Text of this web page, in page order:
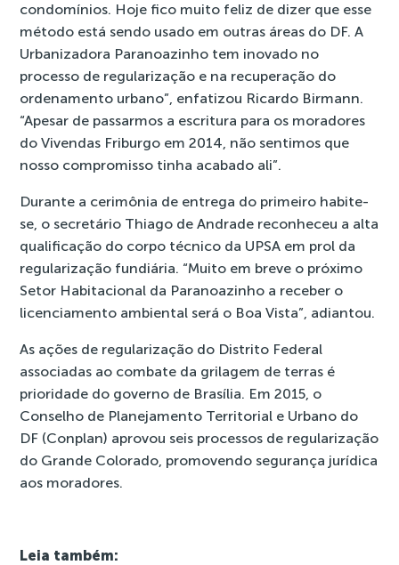
condomínios. Hoje fico muito feliz de dizer que esse
método está sendo usado em outras áreas do DF. A
Urbanizadora Paranoazinho tem inovado no
processo de regularização e na recuperação do
ordenamento urbano”, enfatizou Ricardo Birmann.
“Apesar de passarmos a escritura para os moradores
do Vivendas Friburgo em 2014, não sentimos que
nosso compromisso tinha acabado ali”.
Durante a cerimônia de entrega do primeiro habite-
se, o secretário Thiago de Andrade reconheceu a alta
qualificação do corpo técnico da UPSA em prol da
regularização fundiária. “Muito em breve o próximo
Setor Habitacional da Paranoazinho a receber o
licenciamento ambiental será o Boa Vista”, adiantou.
As ações de regularização do Distrito Federal
associadas ao combate da grilagem de terras é
prioridade do governo de Brasília. Em 2015, o
Conselho de Planejamento Territorial e Urbano do
DF (Conplan) aprovou seis processos de regularização
do Grande Colorado, promovendo segurança jurídica
aos moradores.
Leia também: